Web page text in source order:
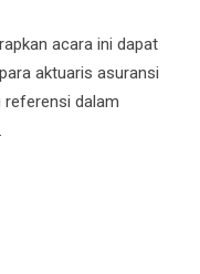
acara ini dapat
aktuaris asuransi
referensi dalam